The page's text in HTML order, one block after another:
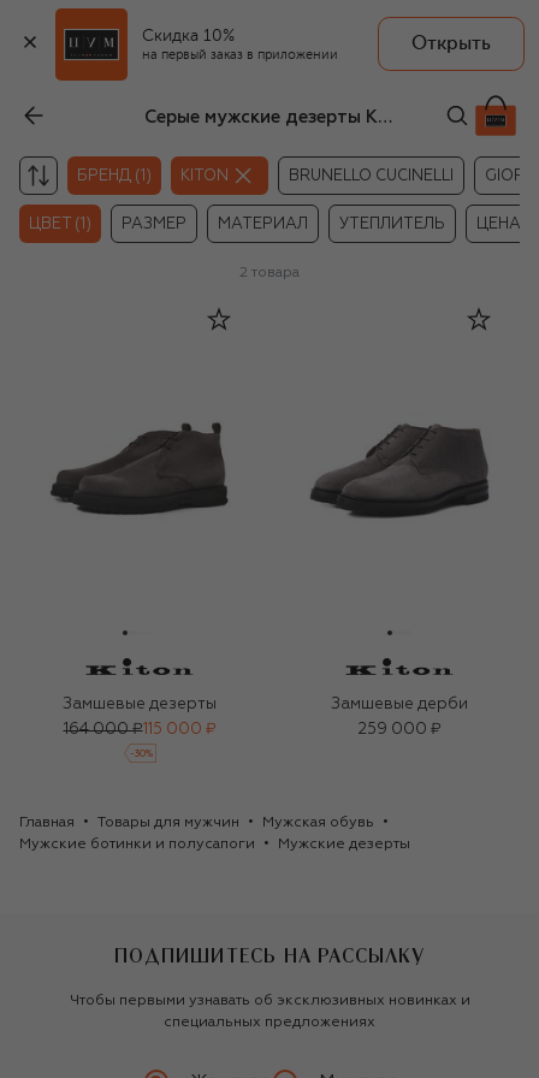
Скидка 10%
на первый заказ в приложении
Открыть
Серые мужские дезерты Kiton
БРЕНД (1) KITON BRUNELLO CUCINELLI
ЦВЕТ (1) РАЗМЕР МАТЕРИАЛ УТЕПЛИТЕЛЬ ЦЕНА
2 товара
Замшевые дезерты
164 000 ₽115 000 ₽
-30%
Замшевые дерби
259 000 ₽
Главная Товары для мужчин
Мужская обувь
Мужские ботинки и полусапоги
Мужские дезерты
ПОДПИШИТЕСЬ НА РАССЫЛКУ
Чтобы первыми узнавать об эксклюзивных новинках и
специальных предложениях